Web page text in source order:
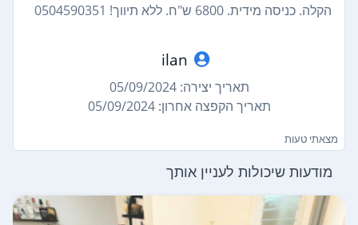
הקלה. כניסה מידית. 6800 ש"ח. ללא תיווך! 0504590351
ilan
תאריך יצירה: 05/09/2024
תאריך הקפצה אחרון: 05/09/2024
מצאתי טעות
מודעות שיכולות לעניין אותך